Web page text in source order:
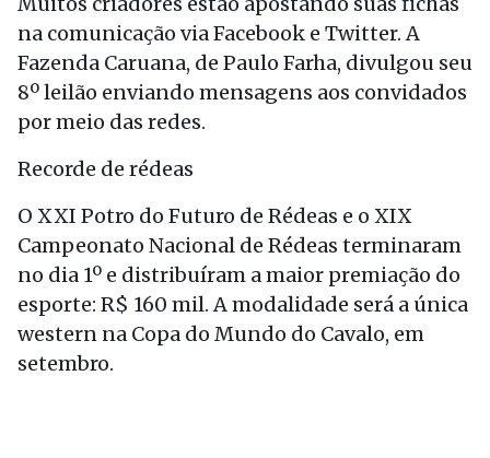
na comunicação via Facebook e Twitter. A
Fazenda Caruana, de Paulo Farha, divulgou seu
8º leilão enviando mensagens aos convidados
por meio das redes.
Recorde de rédeas
O XXI Potro do Futuro de Rédeas e o XIX
Campeonato Nacional de Rédeas terminaram
no dia 1º e distribuíram a maior premiação do
esporte: R$ 160 mil. A modalidade será a única
western na Copa do Mundo do Cavalo, em
setembro.